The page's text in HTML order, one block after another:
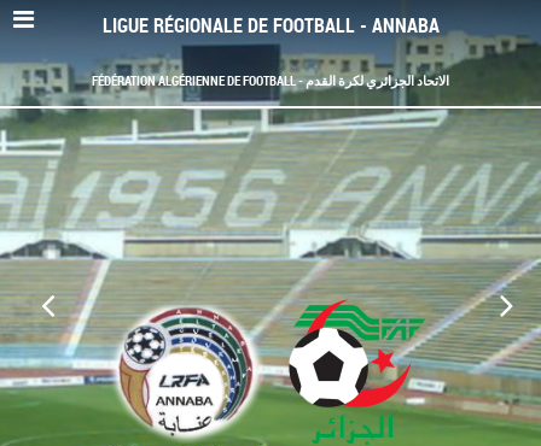
LIGUE RÉGIONALE DE FOOTBALL - ANNABA
FÉDÉRATION ALGÉRIENNE DE FOOTBALL - الاتحاد الجزائري لكرة القدم